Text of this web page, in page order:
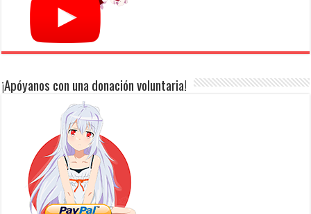
¡Apóyanos con una donación voluntaria!